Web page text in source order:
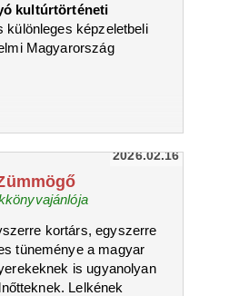
kultúrtörténeti
különleges képzeletbeli
Magyarország
2026.02.16
kortárs, egyszerre
tüneménye a magyar
is ugyanolyan
Lelkének